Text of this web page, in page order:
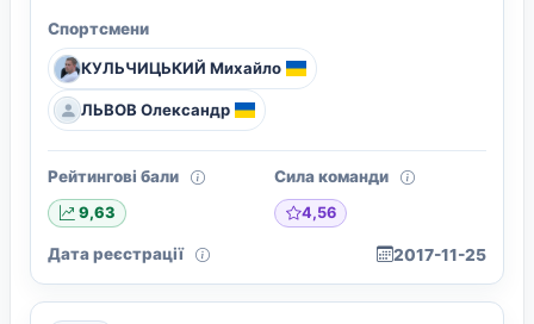
Спортсмени
КУЛЬЧИЦЬКИЙ Михайло
ЛЬВОВ Олександр
Рейтингові бали
9,63
Сила команди
4,56
Дата реєстрації 2017-11-25